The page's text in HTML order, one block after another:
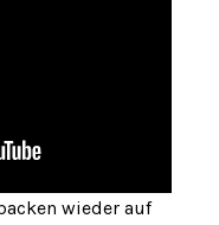
wieder auf